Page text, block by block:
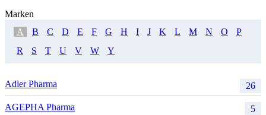
Marken
A
B C D E F G H I J K L M N O
P
R
S T U V W Y
Adler Pharma 26
AGEPHA Pharma 5